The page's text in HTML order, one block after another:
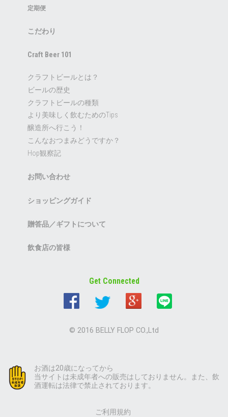
定期便
こだわり
Craft Beer 101
クラフトビールとは？
ビールの歴史
クラフトビールの種類
より美味しく飲むためのTips
醸造所へ行こう！
こんなおつまみどうですか？
Hop観察記
お問い合わせ
ショッピングガイド
贈答品／ギフトについて
飲食店の皆様
Get Connected
© 2016 BELLY FLOP CO.,Ltd
お酒は20歳になってから
当サイトは未成年者への販売はしておりません。また、飲
酒運転は法律で禁止されております。
ご利用規約